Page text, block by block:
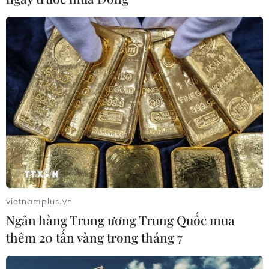
quốc tế
02/07/2026 08:22
30/06/2026 15:01
'Giai điệu vượt thời gian':
Không gian nghệ thuật đề
cao quyền tác giả âm nhạc
Hai nhạc sỹ Giáng Son và
Nguyễn Vĩnh Tiến thắng vụ
kiện bản quyền 'Giấc mơ
trưa'
vietnamplus.vn
Ngân hàng Trung ương Trung Quốc mua
thêm 20 tấn vàng trong tháng 7